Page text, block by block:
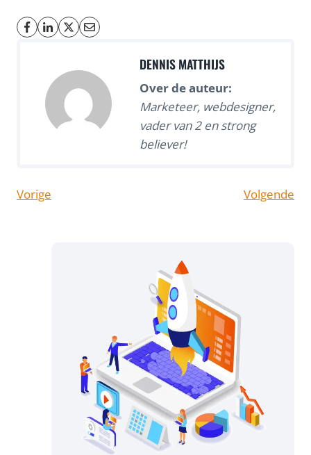
DENNIS MATTHIJS
Over de auteur:
Marketeer, webdesigner,
vader van 2 en strong
believer!
Vorige Volgende